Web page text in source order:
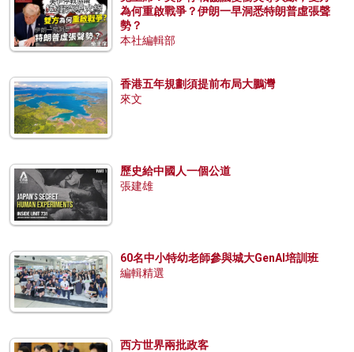
為何重啟戰爭？伊朗一早洞悉特朗普虛張聲
勢？
本社編輯部
香港五年規劃須提前布局大鵬灣
來文
歷史給中國人一個公道
張建雄
60名中小特幼老師參與城大GenAI培訓班
編輯精選
西方世界兩批政客